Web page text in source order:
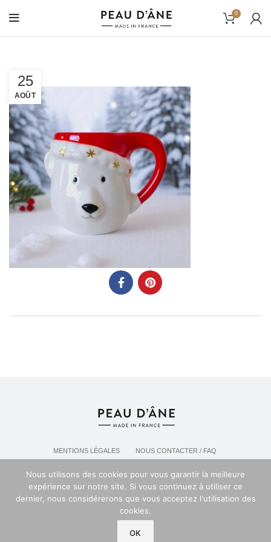
0
25
AOÛT
MENTIONS LÉGALES
NOUS CONTACTER / FAQ
POLITIQUE DE CONFIDENTIALITÉ
Espace professionel PEAU D'ANE
Nous utilisons des cookies pour vous garantir la meilleure
expérience sur notre site. Si vous continuez à utiliser ce
dernier, nous considérerons que vous acceptez l'utilisation des
cookies.
OK